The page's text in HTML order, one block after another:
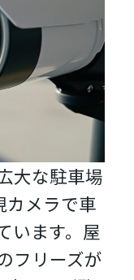
大な駐車場
カメラで車
います。屋
フリーズが